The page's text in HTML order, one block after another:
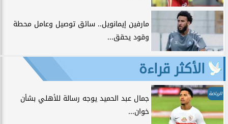
مارفين إيمانويل.. سائق توصيل وعامل محطة
وقود يحقق...
الأكثر قراءة
الرياضة
جمال عبد الحميد يوجه رسالة للأهلي بشأن
خوان...